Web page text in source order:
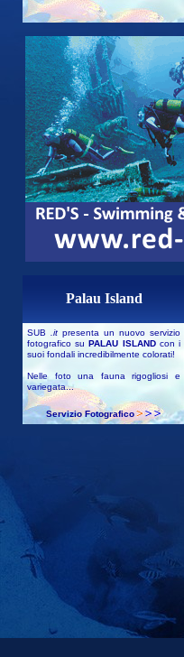
Palau Island
SUB .it presenta un nuovo servizio
fotografico suPALAU ISLANDcon i
suoi fondali incredibilmente colorati!
Nelle foto una fauna rigogliosi e
variegata...
Servizio Fotografico